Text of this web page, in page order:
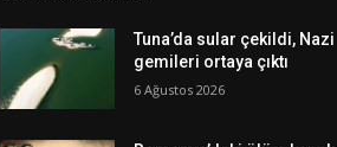
Tuna’da sular çekildi, Nazi
gemileri ortaya çıktı
6 Ağustos 2026